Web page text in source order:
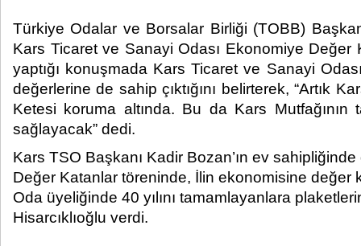
Türkiye Odalar ve Borsalar Birliği (TOBB)
Kars Ticaret ve Sanayi Odası Ekonomiye Değer
yaptığı konuşmada Kars Ticaret ve Sanayi
değerlerine de sahip çıktığını belirterek, “Artık
Ketesi koruma altında. Bu da Kars Mutfağının
sağlayacak” dedi.​
Kars TSO Başkanı Kadir Bozan’ın ev
Değer Katanlar töreninde, İlin ekonomisine değer
Oda üyeliğinde 40 yılını tamamlayanlara
Hisarcıklıoğlu verdi.